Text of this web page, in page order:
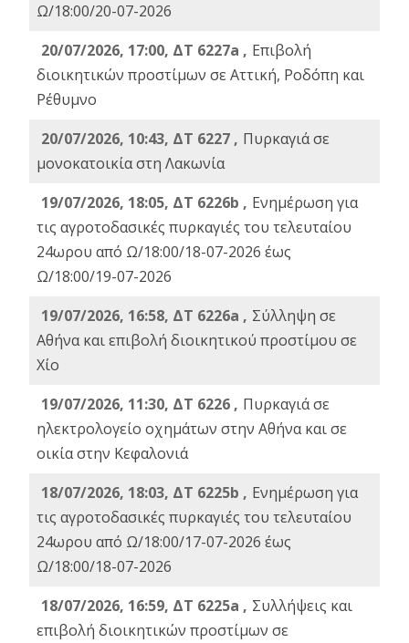
Ω/18:00/20-07-2026
20/07/2026, 17:00, ΔΤ 6227a , Επιβολή
διοικητικών προστίμων σε Αττική, Ροδόπη και
Ρέθυμνο
20/07/2026, 10:43, ΔΤ 6227 , Πυρκαγιά σε
μονοκατοικία στη Λακωνία
19/07/2026, 18:05, ΔΤ 6226b , Ενημέρωση για
τις αγροτοδασικές πυρκαγιές του τελευταίου
24ωρου από Ω/18:00/18-07-2026 έως
Ω/18:00/19-07-2026
19/07/2026, 16:58, ΔΤ 6226a , Σύλληψη σε
Αθήνα και επιβολή διοικητικού προστίμου σε
Χίο
19/07/2026, 11:30, ΔΤ 6226 , Πυρκαγιά σε
ηλεκτρολογείο οχημάτων στην Αθήνα και σε
οικία στην Κεφαλονιά
18/07/2026, 18:03, ΔΤ 6225b , Ενημέρωση για
τις αγροτοδασικές πυρκαγιές του τελευταίου
24ωρου από Ω/18:00/17-07-2026 έως
Ω/18:00/18-07-2026
18/07/2026, 16:59, ΔT 6225a , Συλλήψεις και
επιβολή διοικητικών προστίμων σε